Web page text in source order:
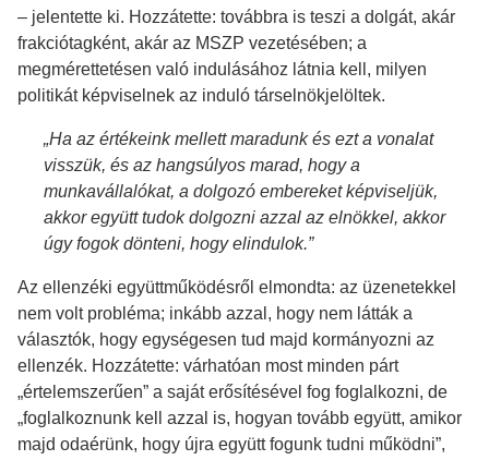
– jelentette ki. Hozzátette: továbbra is teszi a dolgát, akár
frakciótagként, akár az MSZP vezetésében; a
megmérettetésen való indulásához látnia kell, milyen
politikát képviselnek az induló társelnökjelöltek.
„Ha az értékeink mellett maradunk és ezt a vonalat
visszük, és az hangsúlyos marad, hogy a
munkavállalókat, a dolgozó embereket képviseljük,
akkor együtt tudok dolgozni azzal az elnökkel, akkor
úgy fogok dönteni, hogy elindulok.”
Az ellenzéki együttműködésről elmondta: az üzenetekkel
nem volt probléma; inkább azzal, hogy nem látták a
választók, hogy egységesen tud majd kormányozni az
ellenzék. Hozzátette: várhatóan most minden párt
„értelemszerűen” a saját erősítésével fog foglalkozni, de
„foglalkoznunk kell azzal is, hogyan tovább együtt, amikor
majd odaérünk, hogy újra együtt fogunk tudni működni”,